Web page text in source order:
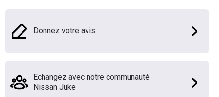
Donnez votre avis
Échangez avec notre communauté
Nissan Juke